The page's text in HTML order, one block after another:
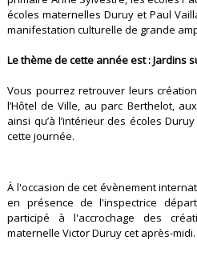
écoles maternelles Duruy et Paul
manifestation culturelle de grande
Le thème de cette année est : Jardins
Vous pourrez retrouver leurs
l’Hôtel de Ville, au parc Berthelot,
ainsi qu’à l’intérieur des écoles
cette journée.
À l'occasion de cet évènement
en présence de l'inspectrice
participé à l'accrochage des
maternelle Victor Duruy cet après-midi.